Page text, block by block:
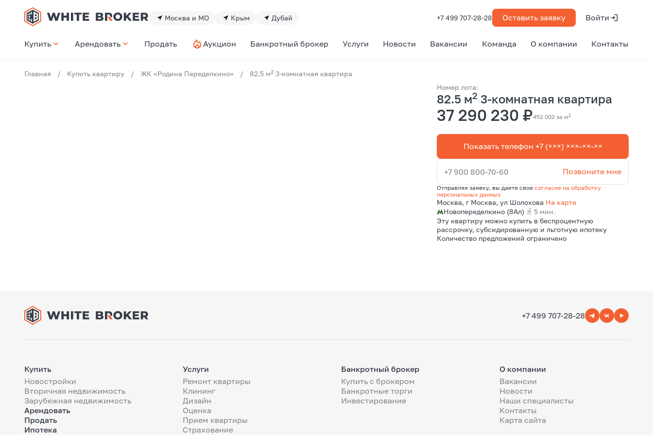
Москва и МО Крым Дубай +7 499 707-28-28 Оставить заявку Войти
Купить Арендовать Продать Аукцион Банкротный брокер Услуги Новости Вакансии Команда О компании Контакты
Главная / Купить квартиру / ЖК «Родина Переделкино» / 82.5 м2 3-комнатная квартира
Номер лота:
82.5 м2 3-комнатная квартира
37 290 230 ₽452 002 за м2
Показать телефон +7 (×××) ×××-××-××
+7 900 800-70-60 Позвоните мне
Отправляя заявку, вы даете своесогласие на обработку
персональных данных
Москва, г Москва, ул Шолохова На карте
Новопеределкино (8Ал)
5 мин.
Эту квартиру можно купить в беспроцентную
рассрочку, субсидированную и льготную ипотеку
Количество предложений ограничено
+7 499 707-28-28
Купить
Новостройки
Вторичная недвижимость
Зарубежная недвижимость
Арендовать
Продать
Ипотека
Услуги
Ремонт квартиры
Клининг
Дизайн
Оценка
Прием квартиры
Страхование
Банкротный брокер
Купить с брокером
Банкротные торги
Инвестирование
О компании
Вакансии
Новости
Наши специалисты
Контакты
Карта сайта